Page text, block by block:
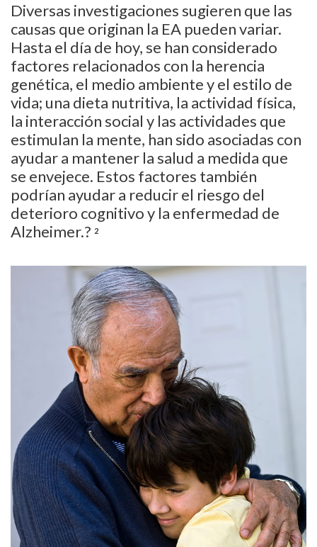
Diversas investigaciones sugieren que las
causas que originan la EA pueden variar.
Hasta el día de hoy, se han considerado
factores relacionados con la herencia
genética, el medio ambiente y el estilo de
vida; una dieta nutritiva, la actividad física,
la interacción social y las actividades que
estimulan la mente, han sido asociadas con
ayudar a mantener la salud a medida que
se envejece. Estos factores también
podrían ayudar a reducir el riesgo del
deterioro cognitivo y la enfermedad de
Alzheimer.? 2